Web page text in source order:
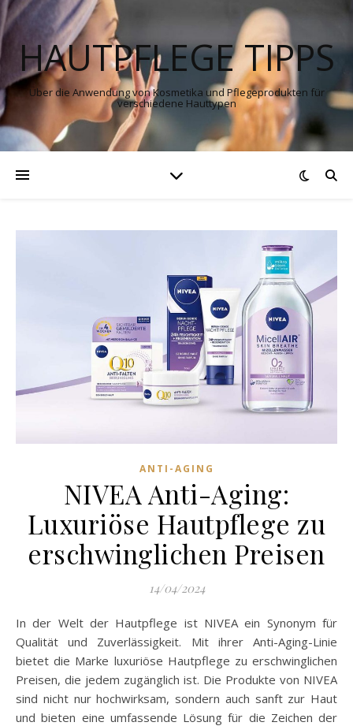
HAUTPFLEGE TIPPS
Über die Anwendung von Kosmetika und Pflegeprodukten für
verschiedene Hauttypen
ANTI-AGING
NIVEA Anti-Aging:
Luxuriöse Hautpflege zu
erschwinglichen Preisen
14/04/2024
In der Welt der Hautpflege ist NIVEA ein Synonym für
Qualität und Zuverlässigkeit. Mit ihrer Anti-Aging-Linie
bietet die Marke luxuriöse Hautpflege zu erschwinglichen
Preisen, die jedem zugänglich ist. Die Produkte von NIVEA
sind nicht nur hochwirksam, sondern auch sanft zur Haut
und bieten eine umfassende Lösung für die Zeichen der